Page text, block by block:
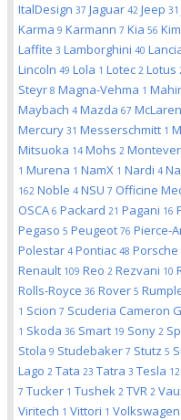
ItalDesign 37 Jaguar 42 Jeep 31
Karma 9 Karmann 7 Kia 56
Laffite 3 Lamborghini 40
Lincoln 49 Lola 1 Lotec 2 Lotus
Steyr 8 Magna-Vehma 1
Maybach 4 Mazda 67 McLaren
Mercury 31 Messerschmitt 1
Mitsuoka 14 Mohs 2
1 Murena 1 NamX 1 Nardi 4
162 Noble 4 NSU 7 Officine
OSCA 6 Packard 21 Pagani 16
Pegaso 5 Peugeot 76 Pierce-
Polestar 4 Pontiac 48 Porsche
Renault 109 Reo 2 Rezvani 10
Rolls-Royce 36 Rover 5
1 Scion 7 Scuderia Cameron
1 Skoda 36 Smart 19 Sony 2
Stola 9 Studebaker 7 Stutz 5
Lago 2 Tata 23 Tatra 3 Tesla 12
7 Tucker 1 Tushek 2 TVR 2
Viritech 1 Vittori 1 Volkswagen